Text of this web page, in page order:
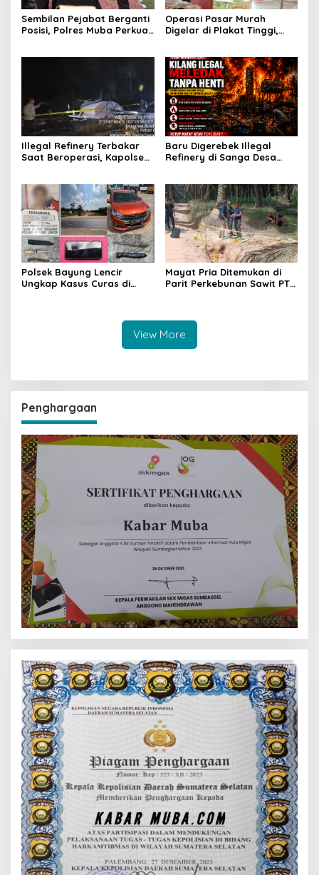
Sembilan Pejabat Berganti
Posisi, Polres Muba Perkuat
Operasi Pasar Murah
Digelar di Plakat Tinggi,
Beban Warga
Illegal Refinery Terbakar
Saat Beroperasi, Kapolsek
Pencegahan Terus
Dilakukan
Baru Digerebek Illegal
Refinery di Sanga Desa
Polsek Bayung Lencir
Ungkap Kasus Curas di
Mayat Pria Ditemukan di
Parit Perkebunan Sawit PT
View More
Penghargaan